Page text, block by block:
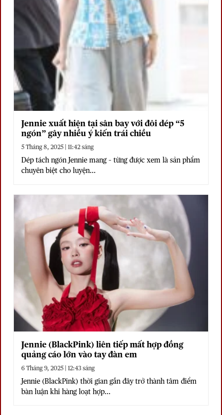
Jennie xuất hiện tại sân bay với đôi dép “5
ngón” gây nhiều ý kiến trái chiều
5 Tháng 8, 2025 | 11:42 sáng
Dép tách ngón Jennie mang – từng được xem là sản phẩm
chuyên biệt cho luyện...
Jennie (BlackPink) liên tiếp mất hợp đồng
quảng cáo lớn vào tay đàn em
6 Tháng 9, 2025 | 12:43 sáng
Jennie (BlackPink) thời gian gần đây trở thành tâm điểm
bàn luận khi hàng loạt hợp...